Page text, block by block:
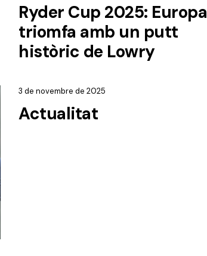
Ryder Cup 2025: Europa
triomfa amb un putt
històric de Lowry
3 de novembre de 2025
Actualitat